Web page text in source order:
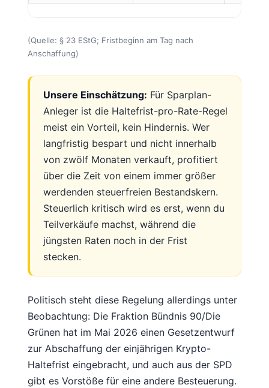
(Quelle: § 23 EStG; Fristbeginn am Tag nach
Anschaffung)
Unsere Einschätzung: Für Sparplan-
Anleger ist die Haltefrist-pro-Rate-Regel
meist ein Vorteil, kein Hindernis. Wer
langfristig bespart und nicht innerhalb
von zwölf Monaten verkauft, profitiert
über die Zeit von einem immer größer
werdenden steuerfreien Bestandskern.
Steuerlich kritisch wird es erst, wenn du
Teilverkäufe machst, während die
jüngsten Raten noch in der Frist
stecken.
Politisch steht diese Regelung allerdings unter
Beobachtung: Die Fraktion Bündnis 90/Die
Grünen hat im Mai 2026 einen Gesetzentwurf
zur Abschaffung der einjährigen Krypto-
Haltefrist eingebracht, und auch aus der SPD
gibt es Vorstöße für eine andere Besteuerung.